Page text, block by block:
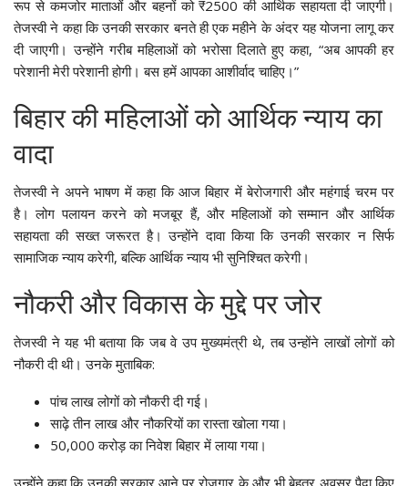
रूप से कमजोर माताओं और बहनों को ₹2500 की आर्थिक सहायता दी जाएगी।
तेजस्वी ने कहा कि उनकी सरकार बनते ही एक महीने के अंदर यह योजना लागू कर
दी जाएगी। उन्होंने गरीब महिलाओं को भरोसा दिलाते हुए कहा, “अब आपकी हर
परेशानी मेरी परेशानी होगी। बस हमें आपका आशीर्वाद चाहिए।”
बिहार की महिलाओं को आर्थिक न्याय का
वादा
तेजस्वी ने अपने भाषण में कहा कि आज बिहार में बेरोजगारी और महंगाई चरम पर
है। लोग पलायन करने को मजबूर हैं, और महिलाओं को सम्मान और आर्थिक
सहायता की सख्त जरूरत है। उन्होंने दावा किया कि उनकी सरकार न सिर्फ
सामाजिक न्याय करेगी, बल्कि आर्थिक न्याय भी सुनिश्चित करेगी।
नौकरी और विकास के मुद्दे पर जोर
तेजस्वी ने यह भी बताया कि जब वे उप मुख्यमंत्री थे, तब उन्होंने लाखों लोगों को
नौकरी दी थी। उनके मुताबिक:
पांच लाख लोगों को नौकरी दी गई।
साढ़े तीन लाख और नौकरियों का रास्ता खोला गया।
50,000 करोड़ का निवेश बिहार में लाया गया।
उन्होंने कहा कि उनकी सरकार आने पर रोजगार के और भी बेहतर अवसर पैदा किए